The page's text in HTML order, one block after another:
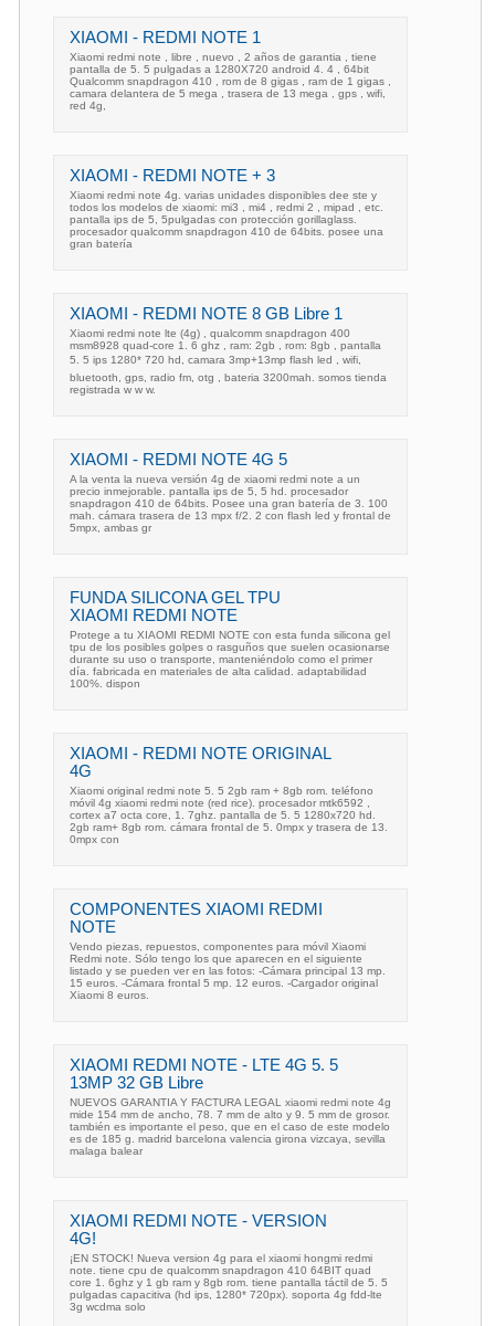
XIAOMI - REDMI NOTE 1
Xiaomi redmi note , libre , nuevo , 2 años de garantia , tiene
pantalla de 5. 5 pulgadas a 1280X720 android 4. 4 , 64bit
Qualcomm snapdragon 410 , rom de 8 gigas , ram de 1 gigas ,
camara delantera de 5 mega , trasera de 13 mega , gps , wifi,
red 4g,
XIAOMI - REDMI NOTE + 3
Xiaomi redmi note 4g. varias unidades disponibles dee ste y
todos los modelos de xiaomi: mi3 , mi4 , redmi 2 , mipad , etc.
pantalla ips de 5, 5pulgadas con protección gorillaglass.
procesador qualcomm snapdragon 410 de 64bits. posee una
gran batería
XIAOMI - REDMI NOTE 8 GB Libre 1
Xiaomi redmi note lte (4g) , qualcomm snapdragon 400
msm8928 quad-core 1. 6 ghz , ram: 2gb , rom: 8gb , pantalla
5. 5 ips 1280* 720 hd, camara 3mp+13mp flash led , wifi,
bluetooth, gps, radio fm, otg , bateria 3200mah. somos tienda
registrada w w w.
XIAOMI - REDMI NOTE 4G 5
A la venta la nueva versión 4g de xiaomi redmi note a un
precio inmejorable. pantalla ips de 5, 5 hd. procesador
snapdragon 410 de 64bits. Posee una gran batería de 3. 100
mah. cámara trasera de 13 mpx f/2. 2 con flash led y frontal de
5mpx, ambas gr
FUNDA SILICONA GEL TPU
XIAOMI REDMI NOTE
Protege a tu XIAOMI REDMI NOTE con esta funda silicona gel
tpu de los posibles golpes o rasguños que suelen ocasionarse
durante su uso o transporte, manteniéndolo como el primer
día. fabricada en materiales de alta calidad. adaptabilidad
100%. dispon
XIAOMI - REDMI NOTE ORIGINAL
4G
Xiaomi original redmi note 5. 5 2gb ram + 8gb rom. teléfono
móvil 4g xiaomi redmi note (red rice). procesador mtk6592 ,
cortex a7 octa core, 1. 7ghz. pantalla de 5. 5 1280x720 hd.
2gb ram+ 8gb rom. cámara frontal de 5. 0mpx y trasera de 13.
0mpx con
COMPONENTES XIAOMI REDMI
NOTE
Vendo piezas, repuestos, componentes para móvil Xiaomi
Redmi note. Sólo tengo los que aparecen en el siguiente
listado y se pueden ver en las fotos: -Cámara principal 13 mp.
15 euros. -Cámara frontal 5 mp. 12 euros. -Cargador original
Xiaomi 8 euros.
XIAOMI REDMI NOTE - LTE 4G 5. 5
13MP 32 GB Libre
NUEVOS GARANTIA Y FACTURA LEGAL xiaomi redmi note 4g
mide 154 mm de ancho, 78. 7 mm de alto y 9. 5 mm de grosor.
también es importante el peso, que en el caso de este modelo
es de 185 g. madrid barcelona valencia girona vizcaya, sevilla
malaga balear
XIAOMI REDMI NOTE - VERSION
4G!
¡EN STOCK! Nueva version 4g para el xiaomi hongmi redmi
note. tiene cpu de qualcomm snapdragon 410 64BIT quad
core 1. 6ghz y 1 gb ram y 8gb rom. tiene pantalla táctil de 5. 5
pulgadas capacitiva (hd ips, 1280* 720px). soporta 4g fdd-lte
3g wcdma solo